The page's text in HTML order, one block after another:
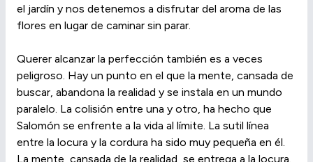
el jardín y nos detenemos a disfrutar del aroma de las
flores en lugar de caminar sin parar.
Querer alcanzar la perfección también es a veces
peligroso. Hay un punto en el que la mente, cansada de
buscar, abandona la realidad y se instala en un mundo
paralelo. La colisión entre una y otro, ha hecho que
Salomón se enfrente a la vida al límite. La sutil línea
entre la locura y la cordura ha sido muy pequeña en él.
La mente, cansada de la realidad, se entrega a la locura.